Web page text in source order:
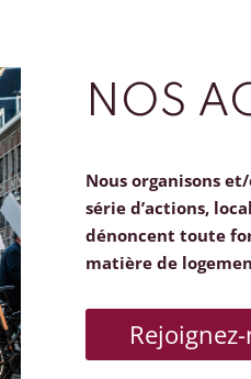
NOS
Nous organisons
série d’actions,
dénoncent toute
matière de